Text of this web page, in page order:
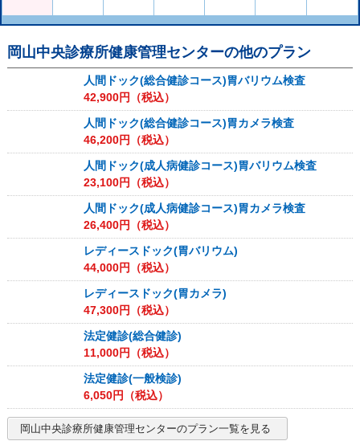
岡山中央診療所健康管理センターの他のプラン
人間ドック(総合健診コース)胃バリウム検査
42,900円（税込）
人間ドック(総合健診コース)胃カメラ検査
46,200円（税込）
人間ドック(成人病健診コース)胃バリウム検査
23,100円（税込）
人間ドック(成人病健診コース)胃カメラ検査
26,400円（税込）
レディースドック(胃バリウム)
44,000円（税込）
レディースドック(胃カメラ)
47,300円（税込）
法定健診(総合健診)
11,000円（税込）
法定健診(一般検診)
6,050円（税込）
岡山中央診療所健康管理センターのプラン一覧を見る